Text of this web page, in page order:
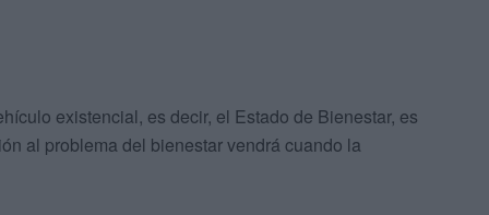
existencial, es decir, el Estado de Bienestar, es
al problema del bienestar vendrá cuando la